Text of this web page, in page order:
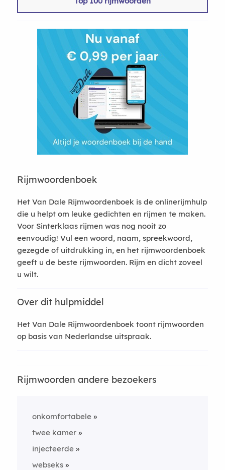
Rijmwoordenboek
Het Van Dale Rijmwoordenboek is de onlinerijmhulp
die u helpt om leuke gedichten en rijmen te maken.
Voor Sinterklaas rijmen was nog nooit zo
eenvoudig! Vul een woord, naam, spreekwoord,
gezegde of uitdrukking in, en het rijmwoordenboek
geeft u de beste rijmwoorden. Rijm en dicht zoveel
u wilt.
Over dit hulpmiddel
Het Van Dale Rijmwoordenboek toont rijmwoorden
op basis van Nederlandse uitspraak.
Rijmwoorden andere bezoekers
onkomfortabele
twee kamer
injecteerde
webseks